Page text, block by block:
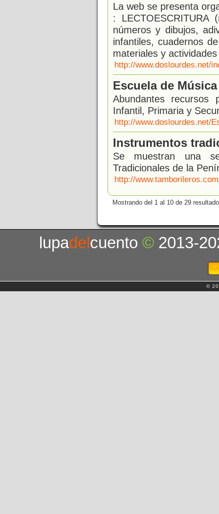
La web se presenta
: LECTOESCRITURA
números y dibujos,
infantiles, cuadernos
materiales y
http://www.doslourdes.net/
Escuela de Música
Abundantes
Infantil, Primaria y
http://www.doslourdes.net/
Instrumentos
Se muestran una
Tradicionales de la
http://
Mostrando del 1 al 10 de 29
lupadelcuento© 2013-
©